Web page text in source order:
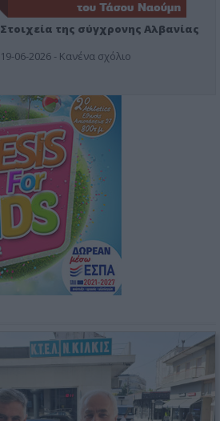
Στοιχεία της σύγχρονης Αλβανίας
19-06-2026 - Κανένα σχόλιο